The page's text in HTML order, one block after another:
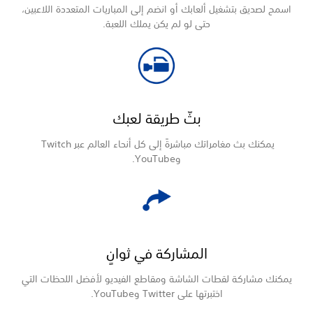
لصديق بتشغيل ألعابك أو انضم إلى المباريات المتعددة اللاعبين،
حتى لو لم يكن يملك اللعبة.
بثّ طريقة لعبك
يمكنك بث مغامراتك مباشرةً إلى كل أنحاء العالم عبر Twitch
المشاركة في ثوانٍ
مشاركة لقطات الشاشة ومقاطع الفيديو لأفضل اللحظات التي
اختبرتها على Twitter وYouTube.